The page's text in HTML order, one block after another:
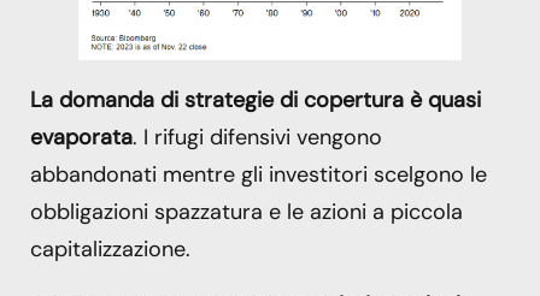
La domanda di strategie di copertura è quasi
evaporata. I rifugi difensivi vengono
abbandonati mentre gli investitori scelgono le
obbligazioni spazzatura e le azioni a piccola
capitalizzazione.